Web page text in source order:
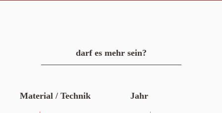
darf es mehr sein?
Material / Technik Jahr